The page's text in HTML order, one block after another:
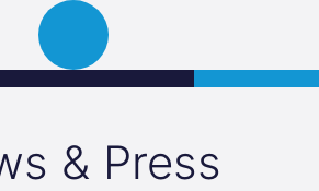
Open
& Press